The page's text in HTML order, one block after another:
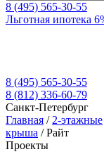
8 (495) 565-30-55
Льготная ипотека
8 (495) 565-30-55
8 (812) 336-60-79
Санкт-Петербург
Главная / 2-этажные
крыша /Райт
Проекты